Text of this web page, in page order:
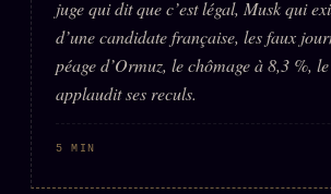
juge qui dit que c’est légal, Musk qui
d’une candidate française, les faux
péage d’Ormuz, le chômage à 8,3 %,
applaudit ses reculs.
5 MIN